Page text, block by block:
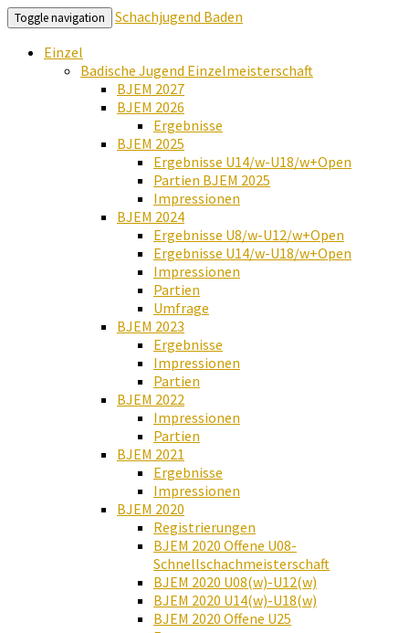
Toggle navigation
Schachjugend Baden
Einzel
Badische Jugend Einzelmeisterschaft
BJEM 2027
BJEM 2026
Ergebnisse
BJEM 2025
Ergebnisse U14/w-U18/w+Open
Partien BJEM 2025
Impressionen
BJEM 2024
Ergebnisse U8/w-U12/w+Open
Ergebnisse U14/w-U18/w+Open
Impressionen
Partien
Umfrage
BJEM 2023
Ergebnisse
Impressionen
Partien
BJEM 2022
Impressionen
Partien
BJEM 2021
Ergebnisse
Impressionen
BJEM 2020
Registrierungen
BJEM 2020 Offene U08-
Schnellschachmeisterschaft
BJEM 2020 U08(w)-U12(w)
BJEM 2020 U14(w)-U18(w)
BJEM 2020 Offene U25